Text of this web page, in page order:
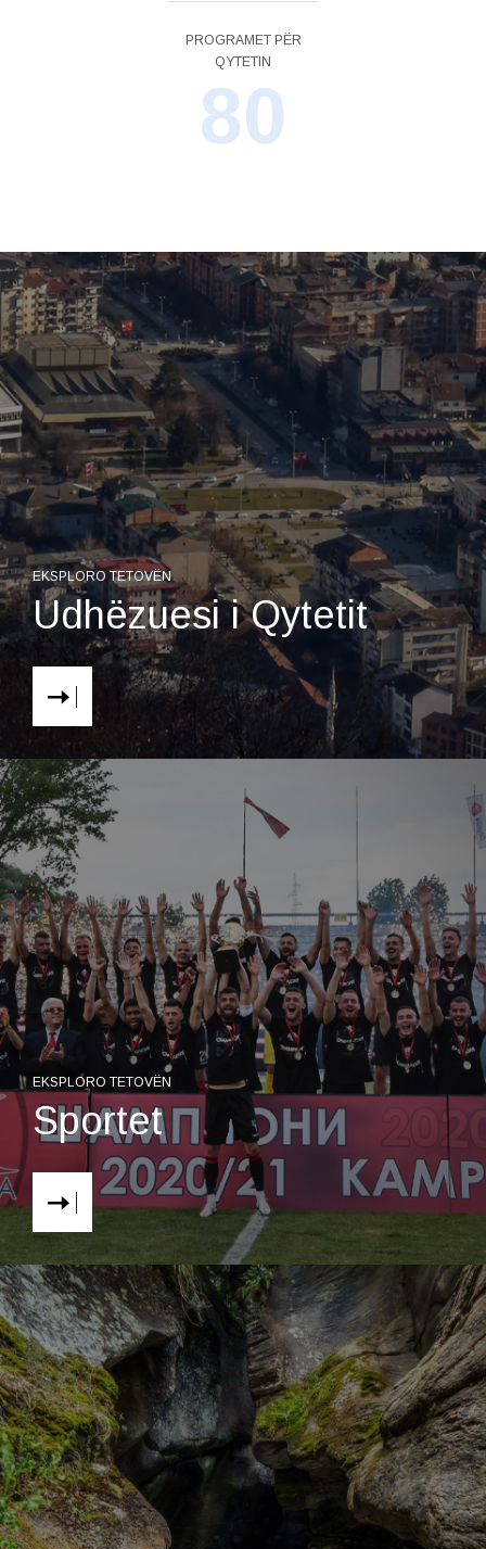
PROGRAMET PËR
QYTETIN
80
EKSPLORO TETOVËN
Udhëzuesi i Qytetit
EKSPLORO TETOVËN
Sportet